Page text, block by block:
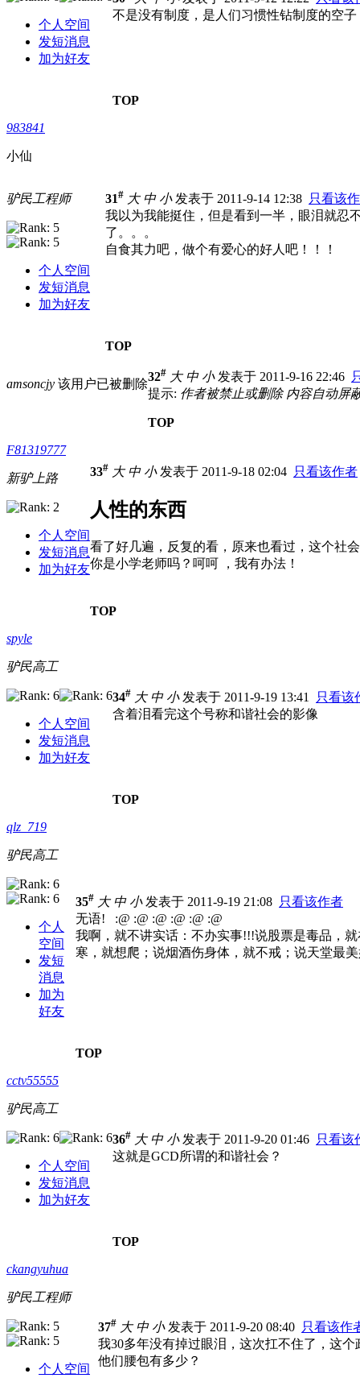
个人空间
发短消息
加为好友
不是没有制度，是人们习惯性钻制度的空
TOP
983841
小仙
驴民工程师
个人空间
发短消息
加为好友
31# 大 中 小发表于 2011-9-14 12:38 只看该
我以为我能挺住，但是看到一半，眼泪就忍
了。。。
自食其力吧，做个有爱心的好人吧！！！
TOP
amsoncjy 该用户已被删除
32# 大 中 小发表于 2011-9-16 22:46
提示: 作者被禁止或删除 内容自动屏
TOP
F81319777
新驴上路
个人空间
发短消息
加为好友
33# 大 中 小发表于 2011-9-18 02:04 只看该作者
人性的东西
看了好几遍，反复的看，原来也看过，这个社
你是小学老师吗？呵呵 ，我有办法！
TOP
spyle
驴民高工
个人空间
发短消息
加为好友
34# 大 中 小发表于 2011-9-19 13:41
只看该
含着泪看完这个号称和谐社会的影像
TOP
qlz_719
驴民高工
个人
空间
发短
消息
加为
好友
35# 大 中 小发表于 2011-9-19 21:08 只看该作者
无语!
:@ :@ :@ :@ :@ :@
我啊，就不讲实话：不办实事!!!说股票是毒品，
寒，就想爬；说烟酒伤身体，就不戒；说天堂最
TOP
cctv55555
驴民高工
个人空间
发短消息
加为好友
36# 大 中 小发表于 2011-9-20 01:46 只看该
这就是GCD所谓的和谐社会？
TOP
ckangyuhua
驴民工程师
个人空间
37# 大 中 小发表于 2011-9-20 08:40 只看该作
我30多年没有掉过眼泪，这次扛不住了，这
他们腰包有多少？